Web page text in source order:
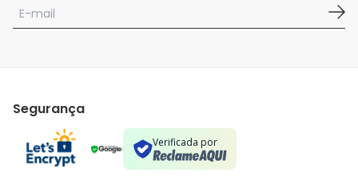
Segurança
Verificada por